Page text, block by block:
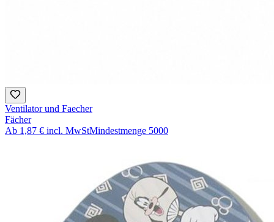
Ventilator und Faecher
Fächer
Ab 1,87 € incl. MwStMindestmenge 5000